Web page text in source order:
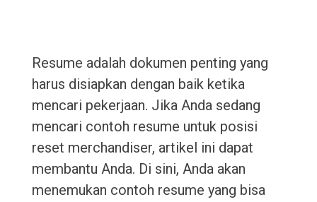
Resume adalah dokumen penting yang
harus disiapkan dengan baik ketika
mencari pekerjaan. Jika Anda sedang
mencari contoh resume untuk posisi
reset merchandiser, artikel ini dapat
membantu Anda. Di sini, Anda akan
menemukan contoh resume yang bisa